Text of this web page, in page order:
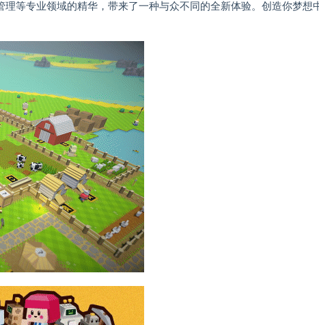
等专业领域的精华，带来了一种与众不同的全新体验。创造你梦想